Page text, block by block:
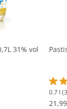
31% vol
von 3.2
0.7 l